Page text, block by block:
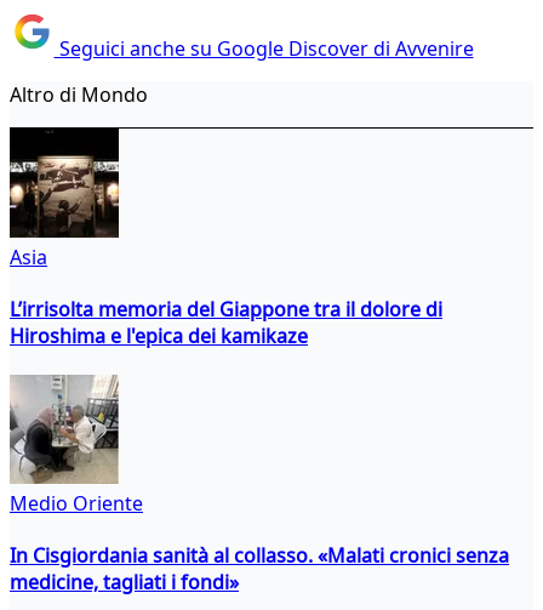
Seguici anche su Google Discover di Avvenire
Altro di Mondo
Asia
L’irrisolta memoria del Giappone tra il dolore di
Hiroshima e l'epica dei kamikaze
Medio Oriente
In Cisgiordania sanità al collasso. «Malati cronici senza
medicine, tagliati i fondi»